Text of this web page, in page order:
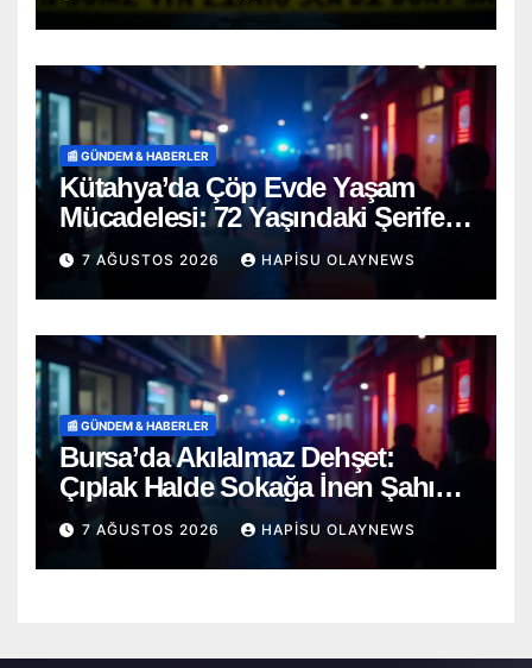
📰 GÜNDEM & HABERLER
Kütahya’da Çöp Evde Yaşam
Mücadelesi: 72 Yaşındaki Şerife
D. Mucizevi Şekilde Kurtarıldı
7 AĞUSTOS 2026 HAPISU OLAYNEWS
📰 GÜNDEM & HABERLER
Bursa’da Akılalmaz Dehşet:
Çıplak Halde Sokağa İnen Şahıs
Terör Estirdi!
7 AĞUSTOS 2026 HAPISU OLAYNEWS